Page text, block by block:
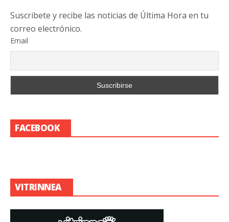
Suscribete y recibe las noticias de Última Hora en tu
correo electrónico.
Email
FACEBOOK
VITRINNEA